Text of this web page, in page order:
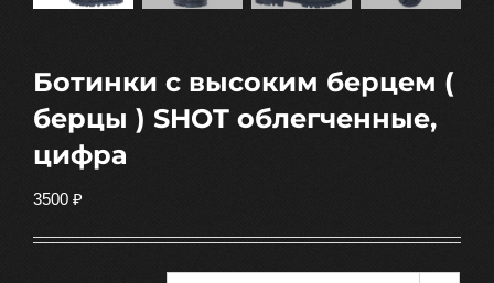
Ботинки с высоким берцем (
берцы ) SHOT облегченные,
цифра
3500 ₽